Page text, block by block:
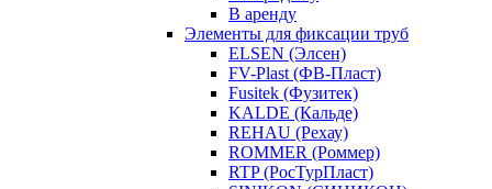
В аренду
Элементы для фиксации труб
ELSEN (Элсен)
FV-Plast (ФВ-Пласт)
Fusitek (Фузитек)
KALDE (Кальде)
REHAU (Рехау)
ROMMER (Роммер)
RTP (РосТурПласт)